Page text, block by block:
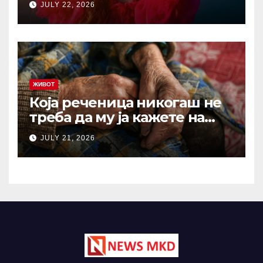
жалиме на животот: И по
1.000 години ова сè уште е
еден од најдобрите совети
JULY 22, 2026
ЖИВОТ
Која реченица никогаш не
треба да му ја кажете на
вашиот остарен родител?
Зборови што отвораат рани
кои никогаш не
JULY 21, 2026